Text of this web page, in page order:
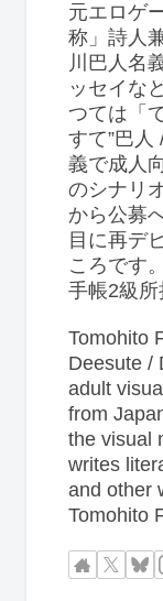
元エロゲ
称」詩人
川巴人名
ッセイな
つては「
すて”巴人
義で成人
のシナリ
から公募
目に再デ
ころです
手帳2級所
Tomohito
Deesute /
adult
from
the visual
writes
and other
Tomohito